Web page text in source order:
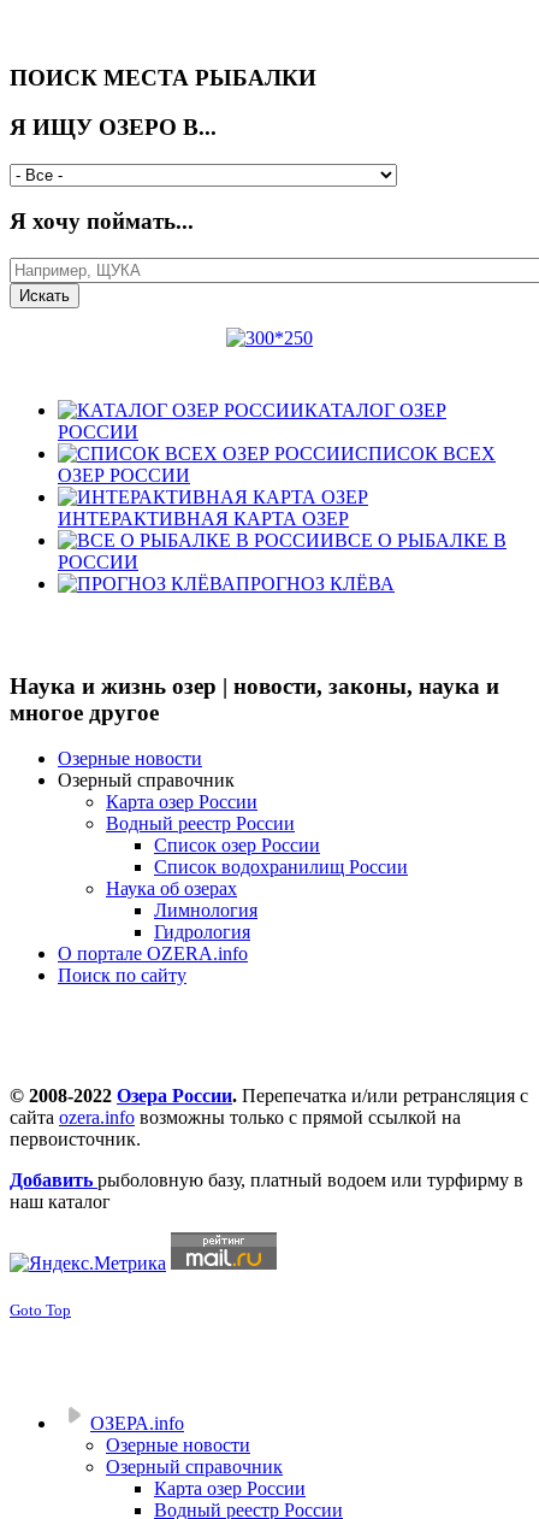
ПОИСК МЕСТА РЫБАЛКИ
Я ИЩУ ОЗЕРО В...
Я хочу поймать...
КАТАЛОГ ОЗЕР
РОССИИ
СПИСОК ВСЕХ
ОЗЕР РОССИИ
ИНТЕРАКТИВНАЯ КАРТА ОЗЕР
ВСЕ О РЫБАЛКЕ В
РОССИИ
ПРОГНОЗ КЛЁВА
Наука и жизнь озер | новости, законы, наука и
многое другое
Озерные новости
Озерный справочник
Карта озер России
Водный реестр России
Список озер России
Список водохранилищ России
Наука об озерах
Лимнология
Гидрология
О портале OZERA.info
Поиск по сайту
© 2008-2022 Озера России. Перепечатка и/или ретрансляция с
сайта ozera.info возможны только с прямой ссылкой на
первоисточник.
Добавить рыболовную базу, платный водоем или турфирму в
наш каталог
Goto Top
ОЗЕРА.info
Озерные новости
Озерный справочник
Карта озер России
Водный реестр России